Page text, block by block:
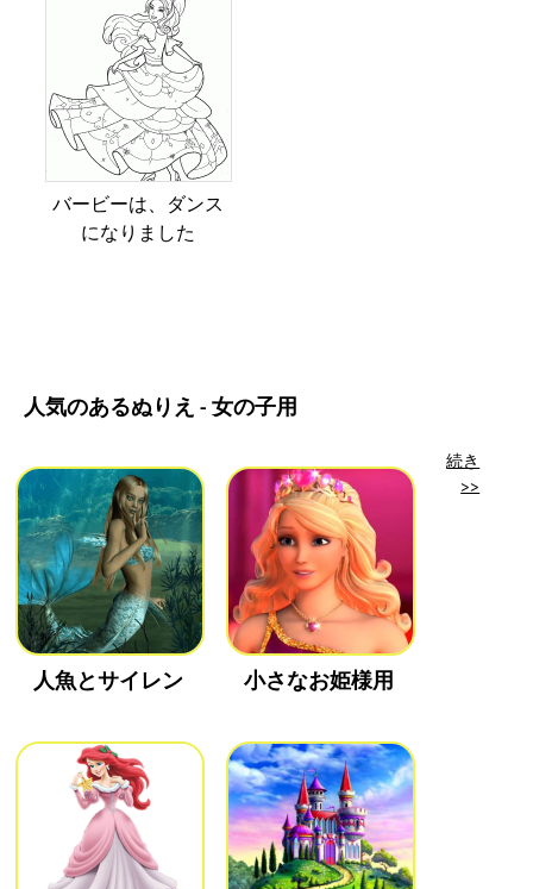
バービーは、ダンス
になりました
人気のあるぬりえ - 女の子用
人魚とサイレン 小さなお姫様用
続き
>>